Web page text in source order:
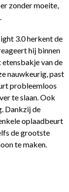
zonder moeite,
3.0 herkent de
hij binnen
etensbakje van de
nauwkeurig, past
probleemloos
te slaan. Ook
Dankzij de
oplaadbeurt
de grootste
te maken.